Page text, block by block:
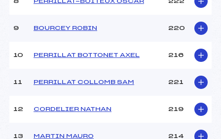
8 PERRILLAT-BOITEUX OSCAR 222
9 BOURCEY ROBIN 220
10 PERRILLAT BOTTONET AXEL 216
11 PERRILLAT COLLOMB SAM 221
12 CORDELIER NATHAN 219
13 MARTIN MAURO 214